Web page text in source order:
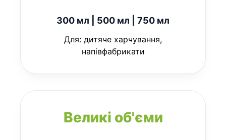
300 мл | 500 мл | 750 мл
Для: дитяче харчування,
напівфабрикати
Великі об'єми